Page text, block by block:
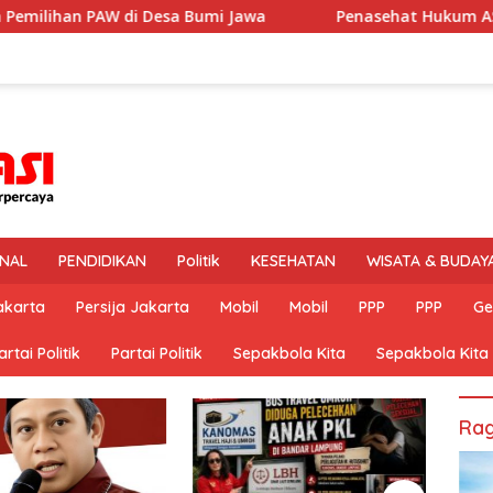
Jawa Penasehat Hukum AS Minta Kliennya
PENDIDIKAN Politik KESEHATAN WISATA &
Persija Jakarta Mobil Mobil PPP PPP
Politik Partai Politik Sepakbola Kita Sepakbola Kita